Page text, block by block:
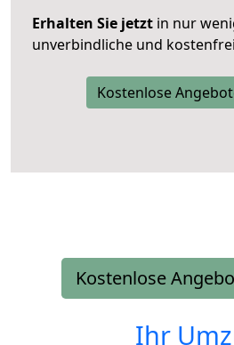
Erhalten Sie jetzt in nur
unverbindliche und
Kostenlose
Kostenlose
Ihr